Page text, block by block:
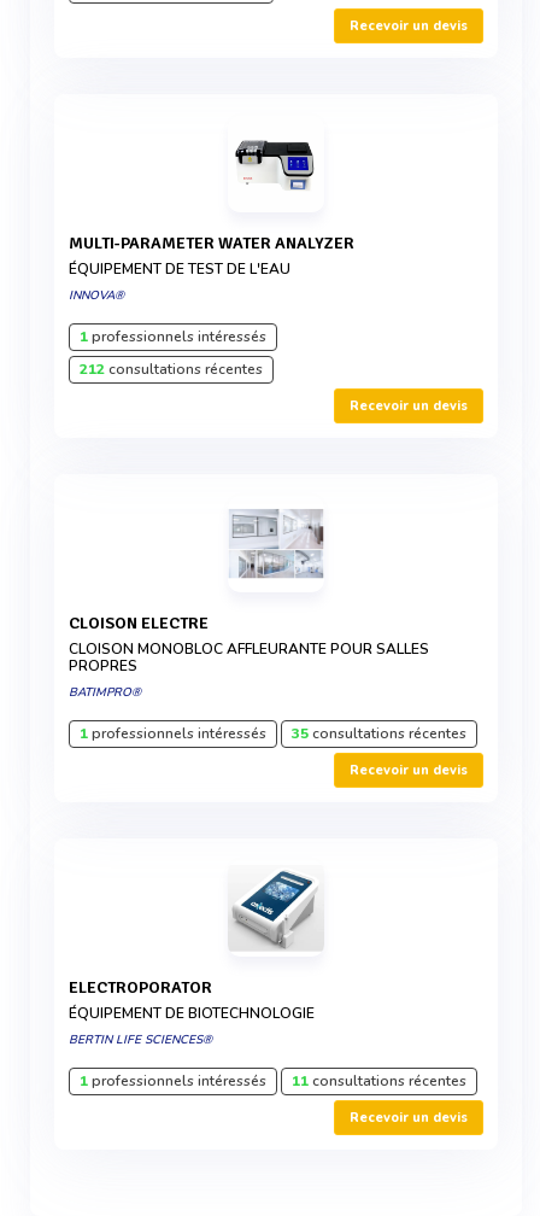
Recevoir un devis
MULTI-PARAMETER WATER ANALYZER
ÉQUIPEMENT DE TEST DE L'EAU
INNOVA®
1professionnels intéressés
212consultations récentes
Recevoir un devis
CLOISON ELECTRE
CLOISON MONOBLOC AFFLEURANTE POUR SALLES
PROPRES
BATIMPRO®
1professionnels intéressés 35consultations récentes
Recevoir un devis
ELECTROPORATOR
ÉQUIPEMENT DE BIOTECHNOLOGIE
BERTIN LIFE SCIENCES®
1professionnels intéressés 11consultations récentes
Recevoir un devis